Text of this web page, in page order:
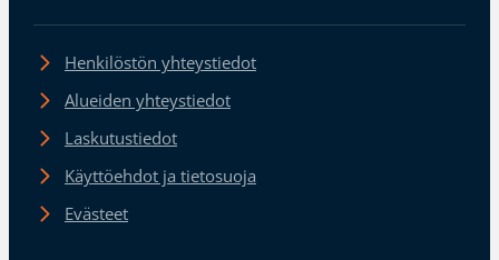
Henkilöstön yhteystiedot
Alueiden yhteystiedot
Laskutustiedot
Käyttöehdot ja tietosuoja
Evästeet